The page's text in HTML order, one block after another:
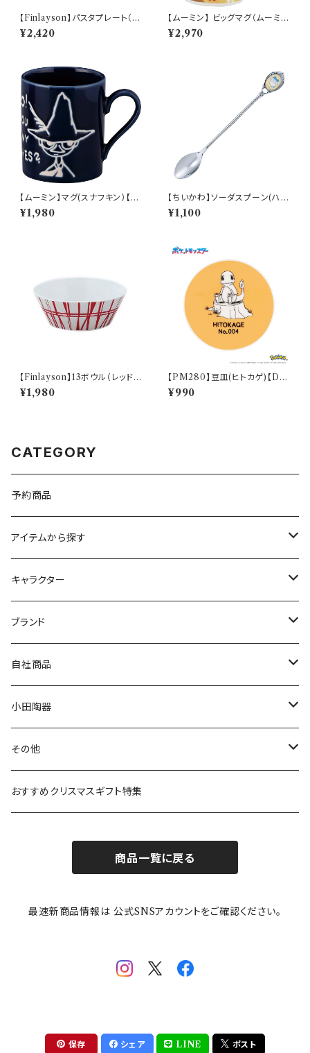
【Finlayson】パスタプレート（レ
ッド）【コロナ】
¥2,420
【ムーミン】 ビッグマグ（ムーミン
ハウス）【MM3200】MM3204
-35
¥2,970
【ムーミン】マグ(スナフキン）【M
M9000】MM9003-11
¥1,980
【ちいかわ】ソーダスプーン(ハチ
ワレ)【CKW40】CKW42-850
¥1,100
【Finlayson】13ボウル（レッド）
【コロナ】
¥1,980
【PM280】豆皿(ヒトカゲ)【Dail
y Sketch】PM282-333
¥990
CATEGORY
予約商品
アイテムから探す
九谷焼
マグ＆カップ
プレート
ボウル
ガラスウェア
カトラリー
キャラクター
ムーミン
80th記念アイテム
リトルミイの日記念アイテム
MOOMIN ANIMATION
スヌーピー
ピーターラビット
ポケットモンスター
mofusand（モフサンド）
mofsand×日比谷花壇
ちびまる子ちゃんandクレヨンしんちゃん
ブランド
LA AMYS(エミーズ)
LISA LARSON(リサラーソン)
LAURA ASHLEY(ローラ アシュレイ)
Finlayson(フィンレイソン)
HANAE MORI(ハナエモリ)
THE BEATLES(ザ・ビートルズ)
【山加商店×yaeko】migratory bird
自社商品
ねこ企画
Cecera(セセラ)
CELEC(セレック)
隅切り重箱
HAPPY DINING(ハッピーダイニング)
小田陶器
さざなみ
吉祥
メイメイウェア
SoSo(ソソ）
その他
リサイクル食器
おすすめクリスマスギフト特集
商品一覧に戻る
最速新商品情報は 公式SNSアカウントをご確認ください。
保存 シェア LINE ポスト